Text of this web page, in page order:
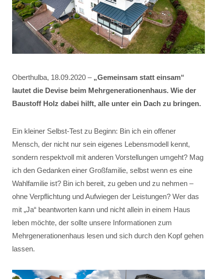
Oberthulba, 18.09.2020 – „Gemeinsam statt einsam“
lautet die Devise beim Mehrgenerationenhaus. Wie der
Baustoff Holz dabei hilft, alle unter ein Dach zu bringen.
Ein kleiner Selbst-Test zu Beginn: Bin ich ein offener
Mensch, der nicht nur sein eigenes Lebensmodell kennt,
sondern respektvoll mit anderen Vorstellungen umgeht? Mag
ich den Gedanken einer Großfamilie, selbst wenn es eine
Wahlfamilie ist? Bin ich bereit, zu geben und zu nehmen –
ohne Verpflichtung und Aufwiegen der Leistungen? Wer das
mit „Ja“ beantworten kann und nicht allein in einem Haus
leben möchte, der sollte unsere Informationen zum
Mehrgenerationenhaus lesen und sich durch den Kopf gehen
lassen.